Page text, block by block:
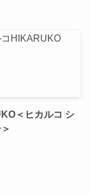
＜ヒカルコ シ